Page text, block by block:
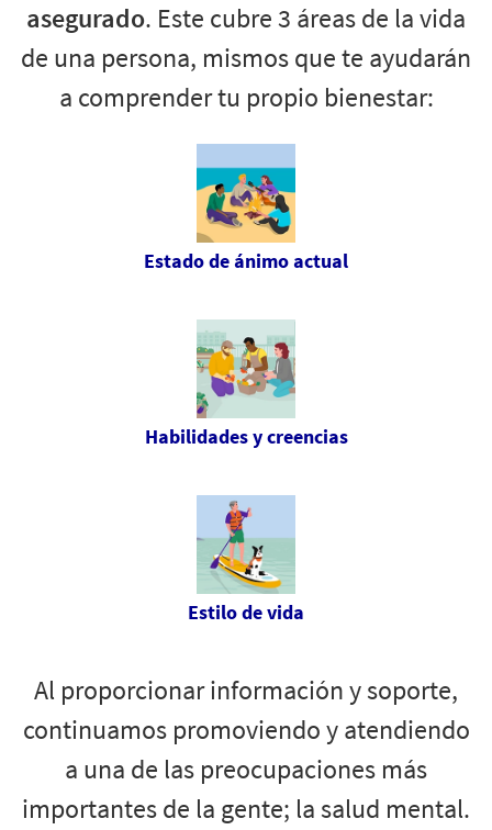
asegurado. Este cubre 3 áreas de la vida
de una persona, mismos que te ayudarán
a comprender tu propio bienestar:
Estado de ánimo actual
Habilidades y creencias
Estilo de vida
Al proporcionar información y soporte,
continuamos promoviendo y atendiendo
a una de las preocupaciones más
importantes de la gente; la salud mental.